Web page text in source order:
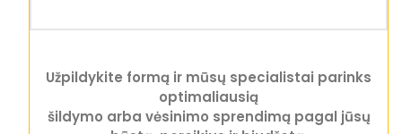
Užpildykite formą ir mūsų specialistai parinks
optimaliausią
šildymo arba vėsinimo sprendimą pagal jūsų